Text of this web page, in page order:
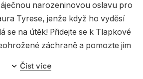
pro dospělé
narozeninovou oslavu pro
Tyrese, jenže když ho vyděsí
se na útěk! Přidejte se k Tlapkové
záchraně a pomozte jim
mládě v džungli. Podaří se
aby nezmeškal oslavu svých
Číst více